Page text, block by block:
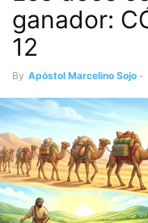
ganador:
12
By Apóstol Marcelino Sojo -